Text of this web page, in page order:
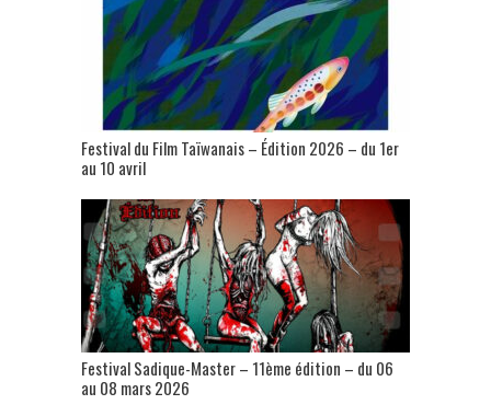
Festival du Film Taïwanais – Édition 2026 – du 1er
au 10 avril
Festival Sadique-Master – 11ème édition – du 06
au 08 mars 2026